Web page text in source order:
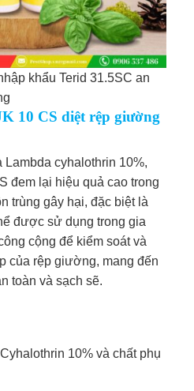
khẩu Terid 31.5SC an
10 CS diệt rệp giường
cyhalothrin 10%,
đem lại hiệu quả cao trong
trùng gây hại, đặc biệt là
được sử dụng trong gia
cộng để kiểm soát và
của rệp giường, mang đến
toàn và sạch sẽ.
10% và chất phụ